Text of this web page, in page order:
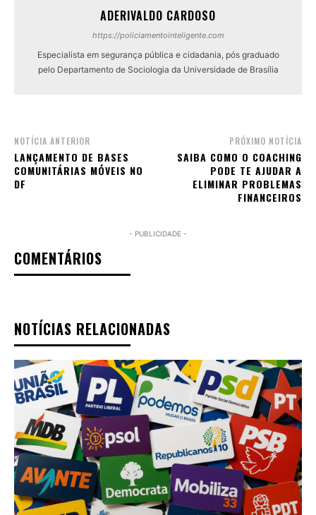
ADERIVALDO CARDOSO
https://policiamentointeligente.com
Especialista em segurança pública e cidadania, pós graduado
pelo Departamento de Sociologia da Universidade de Brasília
NOTÍCIA ANTERIOR
LANÇAMENTO DE BASES
COMUNITÁRIAS MÓVEIS NO
DF
PRÓXIMO NOTÍCIA
SAIBA COMO O COACHING
PODE TE AJUDAR A
ELIMINAR PROBLEMAS
FINANCEIROS
- PUBLICIDADE -
COMENTÁRIOS
NOTÍCIAS RELACIONADAS